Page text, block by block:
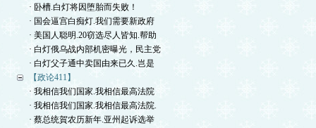
· 卧槽.白灯将因堕胎而失败！
· 国会逼宫白痴灯.我们需要新政府
· 美国人聪明.20窃选尽人皆知.帮助
· 白灯俄乌战内部机密曝光，民主党
· 白灯父子通中卖国由来已久.岂是
【政论411】
· 我相信我们国家.我相信最高法院
· 我相信我们国家.我相信最高法院.
· 蔡总统賀农历新年.亚州起诉选举